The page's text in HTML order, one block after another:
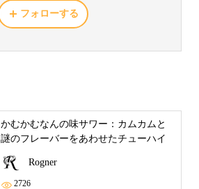
フォローする
かむかむなんの味サワー：カムカムと
謎のフレーバーをあわせたチューハイ
Rogner
2726